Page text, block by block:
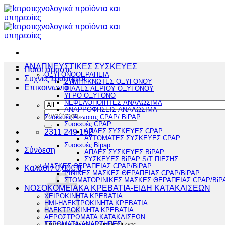
Μετάβαση
στο
περιεχόμενο
Ποιοι είμαστε
Συχνές ερωτήσεις
Επικοινωνία
Αναζήτηση
για:
2311 249 152
Σύνδεση
Καλάθι /0,00€ 0
ΑΝΑΠΝΕΥΣΤΙΚΕΣ ΣΥΣΚΕΥΕΣ
ΟΞΥΓΟΝΟΘΕΡΑΠΕΙΑ
ΣΥΜΠΥΚΝΩΤΕΣ ΟΞΥΓΟΝΟΥ
ΦΙΑΛΕΣ ΑΕΡΙΟΥ ΟΞΥΓΟΝΟΥ
ΥΓΡΟ ΟΞΥΓΟΝΟ
ΝΕΦΕΛΟΠΟΙΗΤΕΣ-ΑΝΑΛΩΣΙΜΑ
ΑΝΑΡΡΟΦΗΣΕΙΣ-ΑΝΑΛΩΣΙΜΑ
Συσκευές Άπνοιας CPAP/ BiPAP
Συσκευές CPAP
ΑΠΛΕΣ ΣΥΣΚΕΥΕΣ CPAP
ΑΥΤΟΜΑΤΕΣ ΣΥΣΚΕΥΕΣ CPAP
Συσκευές Bipap
ΑΠΛΕΣ ΣΥΣΚΕΥΕΣ BiPAP
ΣΥΣΚΕΥΕΣ BiPAP S/T ΠΙΕΣΗΣ
ΜΑΣΚΕΣ ΘΕΡΑΠΕΙΑΣ CPAP/BiPAP
ΡΙΝΙΚΕΣ ΜΑΣΚΕΣ ΘΕΡΑΠΕΙΑΣ CPAP/BiPAP
ΣΤΟΜΑΤΟΡΙΝΙΚΕΣ ΜΑΣΚΕΣ ΘΕΡΑΠΕΙΑΣ CPAP/
ΝΟΣΟΚΟΜΕΙΑΚΑ ΚΡΕΒΑΤΙΑ-ΕΙΔΗ ΚΑΤΑΚΛΙΣΕΩΝ
ΧΕΙΡΟΚΙΝΗΤΑ ΚΡΕΒΑΤΙΑ
ΗΜΙ-ΗΛΕΚΤΡΟΚΙΝΗΤΑ ΚΡΕΒΑΤΙΑ
ΗΛΕΚΤΡΟΚΙΝΗΤΑ ΚΡΕΒΑΤΙΑ
ΑΕΡΟΣΤΡΩΜΑΤΑ ΚΑΤΑΚΛΙΣΕΩΝ